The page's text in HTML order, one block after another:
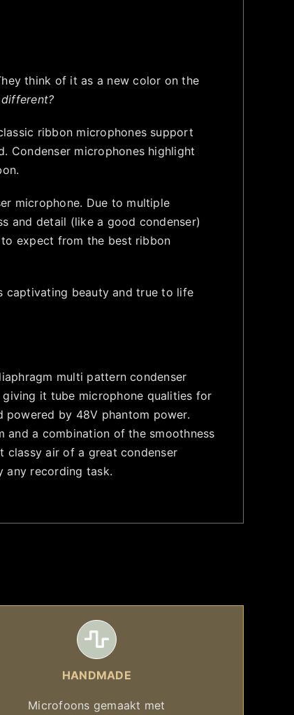
think of it as a new color on the
ribbon microphones support
Condenser microphones highlight
microphone. Due to multiple
and detail (like a good condenser)
expect from the best ribbon
captivating beauty and true to life
multi pattern condenser
it tube microphone qualities for
powered by 48V phantom power.
and a combination of the smoothness
classy air of a great condenser
any recording task.
HANDMADE
Microfoons gemaakt met